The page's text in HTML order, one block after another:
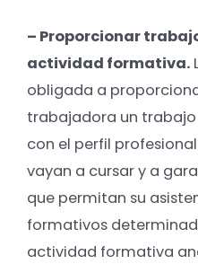
– Proporcionar
actividad formativa.
obligada a
trabajadora un
con el perfil
vayan a cursar y a
que permitan su
formativos
actividad formativa